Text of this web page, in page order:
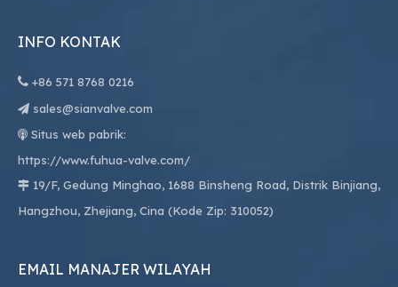
INFO KONTAK
 +86 571 8768 0216
 sales@sianvalve.com
 Situs web pabrik:
https://www.fuhua-valve.com/
 19/F, Gedung Minghao, 1688 Binsheng Road, Distrik Binjiang,
Hangzhou, Zhejiang, Cina (Kode Zip: 310052)
EMAIL MANAJER WILAYAH